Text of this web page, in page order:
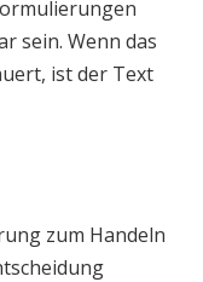
sein. Wenn das
ist der Text
zum Handeln